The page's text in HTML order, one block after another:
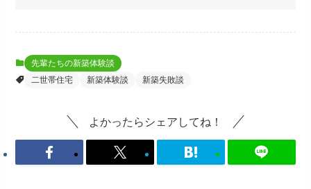
先輩たちの新築体験談
二世帯住宅
新築体験談 新築失敗談
よかったらシェアしてね！